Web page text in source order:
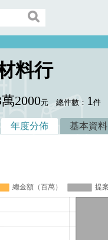
料行
2000元 總件數： 1件
年度分佈 基本資料